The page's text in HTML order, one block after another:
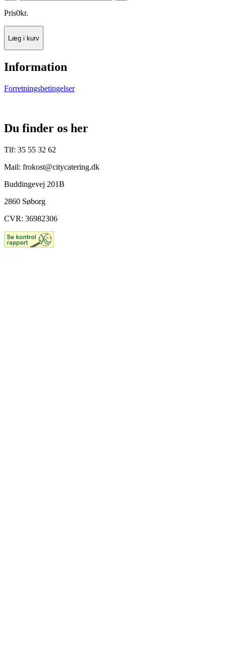
Pris0kr.
Læg i kurv
Information
Forretningsbetingelser
Du finder os her
Tlf: 35 55 32 62
Mail: frokost@citycatering.dk
Buddingevej 201B
2860 Søborg
CVR: 36982306